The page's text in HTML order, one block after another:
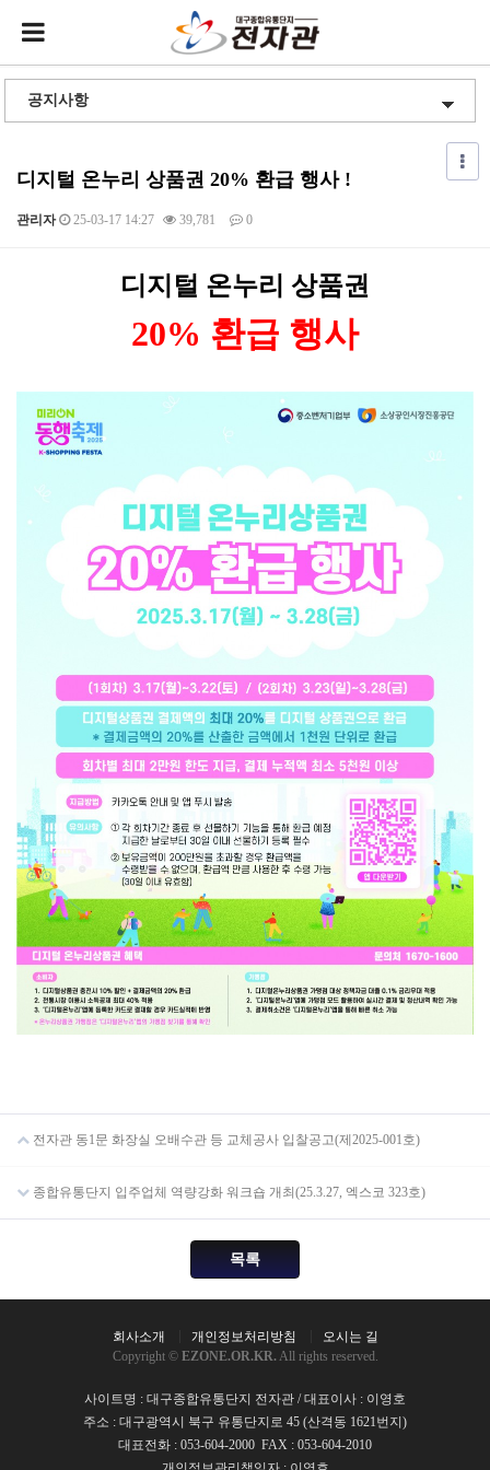
디지털 온누리 상품권 20% 환급 행사 !
관리자 25-03-17 14:27 39,781 0
디지털 온누리 상품권
20% 환급 행사
전자관 동1문 화장실 오배수관 등 교체공사 입찰공고(제2025-001호)
종합유통단지 입주업체 역량강화 워크숍 개최(25.3.27, 엑스코 323호)
목록
회사소개 개인정보처리방침
오시는 길
Copyright © EZONE.OR.KR. All rights reserved.
사이트명 : 대구종합유통단지 전자관 / 대표이사 : 이영호
주소 : 대구광역시 북구 유통단지로 45 (산격동 1621번지)
대표전화 : 053-604-2000 FAX : 053-604-2010